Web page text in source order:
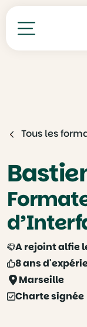
Toutes
Tous les
A rejoint alfie
8 ans
Marseille
Charte signée